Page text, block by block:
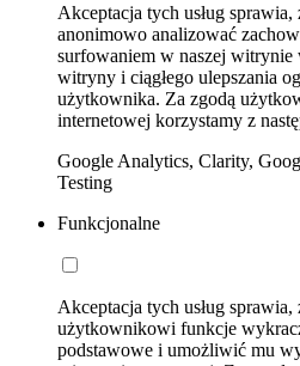
Akceptacja tych usług
anonimowo analizować
surfowaniem w naszej witrynie
witryny i ciągłego ulepszania
użytkownika. Za zgodą
internetowej korzystamy z
Google Analytics, Clarity,
Testing
Funkcjonalne
Akceptacja tych usług
użytkownikowi funkcje
podstawowe i umożliwić mu